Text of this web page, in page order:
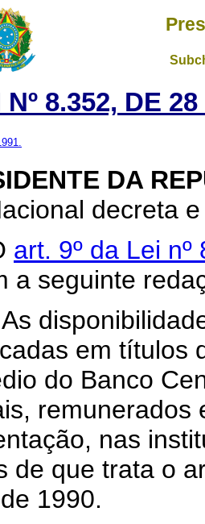
Nº 8.352, DE
DA
decreta
art. 9º da Lei
a seguinte
As
em títulos
do Banco
remunerados
nas
de que trata o
1990.